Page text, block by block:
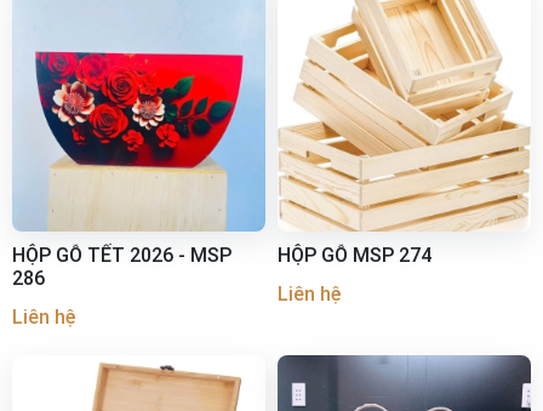
HỘP GỖ TẾT 2026 - MSP
286
Liên hệ
HỘP GỖ MSP 274
Liên hệ